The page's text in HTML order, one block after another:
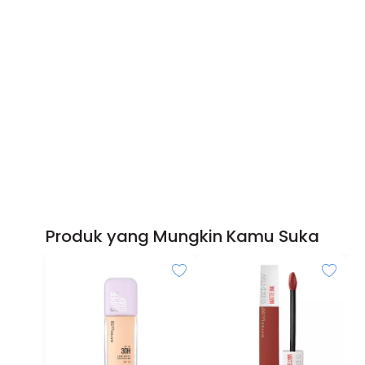
Produk yang Mungkin Kamu Suka